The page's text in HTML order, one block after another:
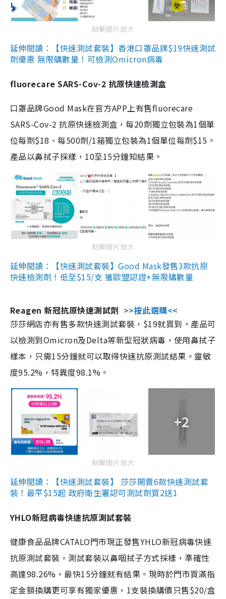
點擊圖片放大
延伸閱讀：【快速測試套裝】香港口罩品牌$19快速測試
劑優惠 無限購數量！可檢測Omicron病毒
fluorecare SARS-Cov-2 抗原快速檢測盒
口罩品牌Good Mask在官方APP上有售fluorecare
SARS-Cov-2 抗原快速檢測盒，每20劑獨立包裝為1個單
位每劑$18、每500劑/1箱獨立包裝為1個單位每劑$15。
產品以鼻拭子採樣，10至15分鐘知結果。
點擊圖片放大
延伸閱讀：【快速測試套裝】Good Mask發售3款抗原
快速檢測劑！低至$15/支 獲歐盟認證+無限購數量
Reagen 新冠抗原快速測試劑 >>按此選購<<
莎莎網店亦有售多款快速測試套裝，$19就買到。產品可
以檢測到Omicron及Delta等新型冠狀病毒，使用鼻拭子
樣本，只需15分鐘就可以取得快速抗原測試結果。靈敏
度95.2%，特異度98.1%。
+2
點擊圖片放大
延伸閱讀：【快速測試套裝】 莎莎開賣6款快速測試套
裝！最平$15起 政府衛生署認可測試劑買2送1
YHLO新冠病毒快速抗原測試套裝
健康食品品牌CATALO門市現正發售YHLO新冠病毒快速
抗原測試套裝，測試套裝以鼻咽拭子方式採樣，準確性
高達98.26%，最快15分鐘就有結果。現時於門市買滿指
定金額換購更可享有獨家優惠，1支裝換購價只售$20/盒